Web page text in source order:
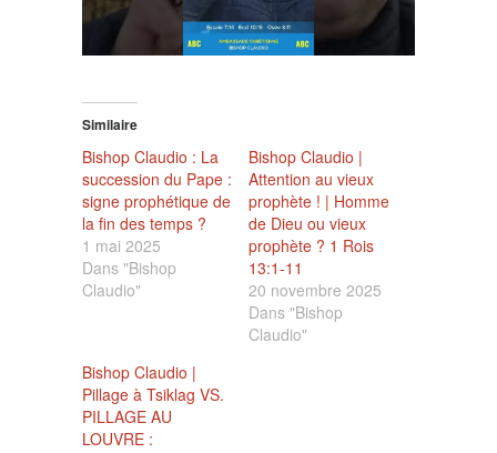
Similaire
Bishop Claudio : La
succession du Pape :
signe prophétique de
la fin des temps ?
1 mai 2025
Dans "Bishop
Claudio"
Bishop Claudio |
Attention au vieux
prophète ! | Homme
de Dieu ou vieux
prophète ? 1 Rois
13:1-11
20 novembre 2025
Dans "Bishop
Claudio"
Bishop Claudio |
Pillage à Tsiklag VS.
PILLAGE AU
LOUVRE :